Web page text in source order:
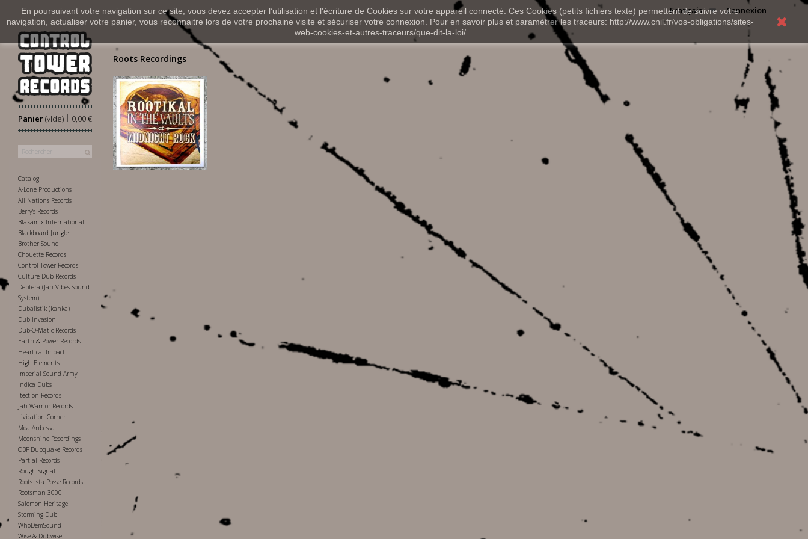
En poursuivant votre navigation sur ce site, vous devez accepter l’utilisation et l'écriture de Cookies sur votre appareil connecté. Ces Cookies (petits fichiers texte) permettent de suivre votre
navigation, actualiser votre panier, vous reconnaitre lors de votre prochaine visite et sécuriser votre connexion. Pour en savoir plus et paramétrer les traceurs: http://www.cnil.fr/vos-obligations/sites-
web-cookies-et-autres-traceurs/que-dit-la-loi/
Connexion
Français
Panier 0,00 €
|
(vide)
Catalog
A-Lone Productions
All Nations Records
Berry's Records
Blakamix International
Blackboard Jungle
Brother Sound
Chouette Records
Control Tower Records
Culture Dub Records
Debtera (Jah Vibes Sound
System)
Dubalistik (kanka)
Dub Invasion
Dub-O-Matic Records
Earth & Power Records
Heartical Impact
High Elements
Imperial Sound Army
Indica Dubs
Itection Records
Jah Warrior Records
Livication Corner
Moa Anbessa
Moonshine Recordings
OBF Dubquake Records
Partial Records
Rough Signal
Roots Ista Posse Records
Rootsman 3000
Salomon Heritage
Storming Dub
WhoDemSound
Wise & Dubwise
Roots Recordings
25,00 €